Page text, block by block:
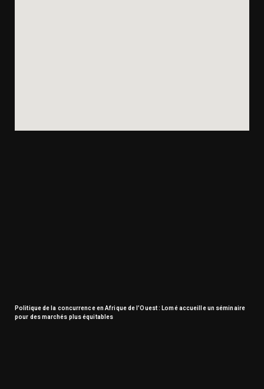
Politique de la concurrence en Afrique de l’Ouest : Lomé accueille un séminaire
pour des marchés plus équitables